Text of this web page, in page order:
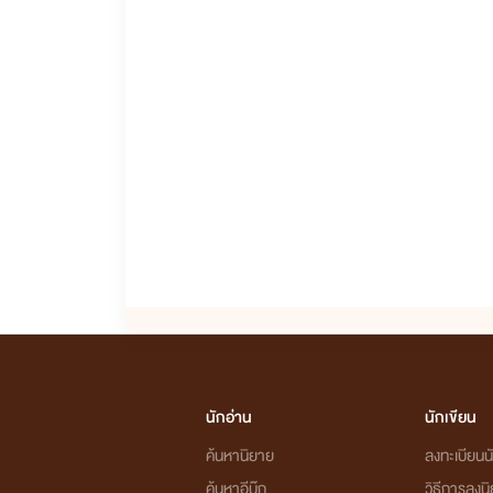
นักอ่าน
ค้นหานิยาย
นักเขียน
ลงทะเบียน